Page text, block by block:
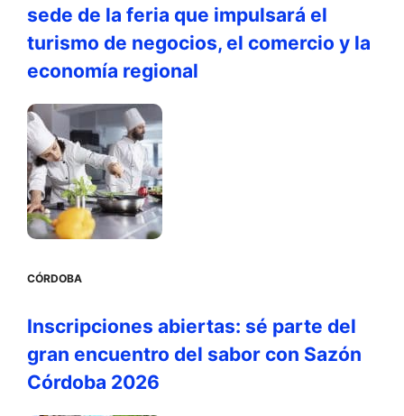
sede de la feria que impulsará el
turismo de negocios, el comercio y la
economía regional
CÓRDOBA
Inscripciones abiertas: sé parte del
gran encuentro del sabor con Sazón
Córdoba 2026